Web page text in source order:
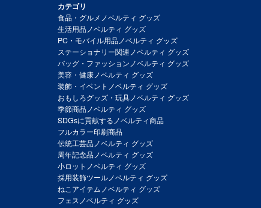
カテゴリ
食品・グルメノベルティ グッズ
生活用品ノベルティ グッズ
PC・モバイル用品ノベルティ グッズ
ステーショナリー関連ノベルティ グッズ
バッグ・ファッションノベルティ グッズ
美容・健康ノベルティ グッズ
装飾・イベントノベルティ グッズ
おもしろグッズ・玩具ノベルティ グッズ
季節商品ノベルティ グッズ
SDGsに貢献するノベルティ商品
フルカラー印刷商品
伝統工芸品ノベルティ グッズ
周年記念品ノベルティ グッズ
小ロットノベルティ グッズ
採用装飾ツールノベルティ グッズ
ねこアイテムノベルティ グッズ
フェスノベルティ グッズ